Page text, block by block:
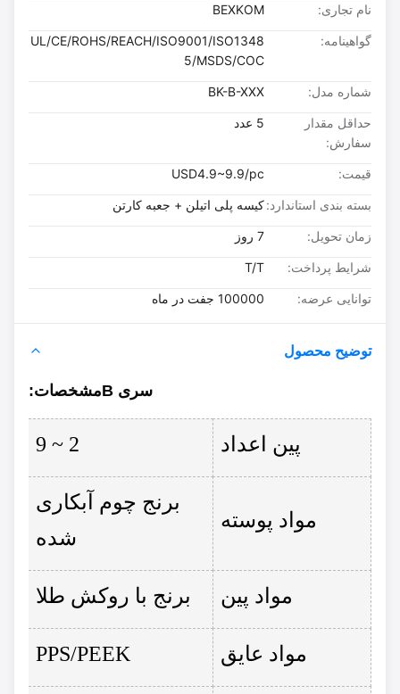
نام تجاری: BEXKOM
گواهینامه:
UL/CE/ROHS/REACH/ISO9001/ISO1348
5/MSDS/COC
شماره مدل: BK-B-XXX
حداقل مقدار
سفارش:
قیمت: USD4.9~9.9/pc
بسته بندی استاندارد:کیسه پلی اتیلن + جعبه کارتن
زمان تحویل:
شرایط پرداخت: T/T
توانایی عرضه: 100000 جفت در ماه
توضیح محصول
سری B مشخصات:
پین اعداد
مواد پوسته
برنج چوم آبکاری
شده
مواد پین برنج با روکش طلا
مواد عایق PPS/PEEK